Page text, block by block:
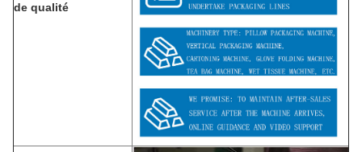
de qualité